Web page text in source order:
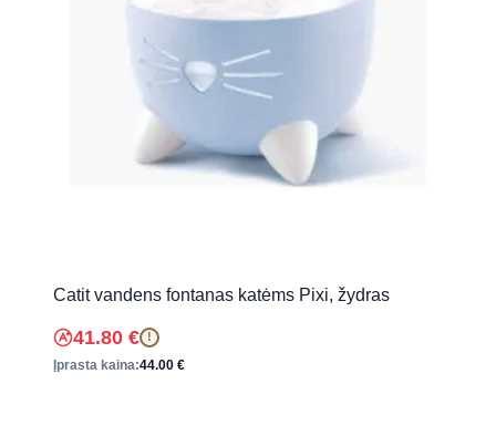
Catit vandens fontanas katėms Pixi, žydras
41.80 € !
Įprasta kaina:44.00 €